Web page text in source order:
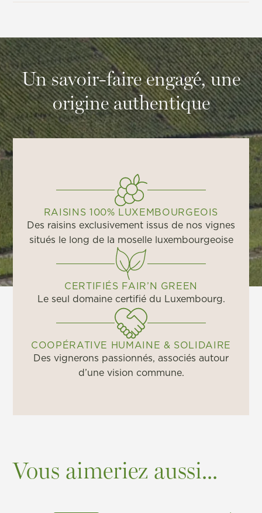
Un savoir-faire engagé, une
origine authentique
RAISINS 100% LUXEMBOURGEOIS
Des raisins exclusivement issus de nos vignes
situés le long de la moselle luxembourgeoise
CERTIFIÉS FAIR’N GREEN
Le seul domaine certifié du Luxembourg.
COOPÉRATIVE HUMAINE & SOLIDAIRE
Des vignerons passionnés, associés autour
d’une vision commune.
Vous aimeriez aussi...